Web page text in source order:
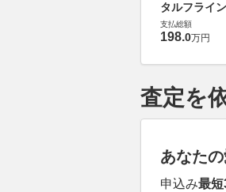
タルフライ
6.0 4WD
支払総額
198.0万円
査定を
あなた
申込み最